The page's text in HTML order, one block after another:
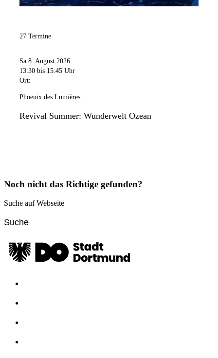
27 Termine
Sa 8. August 2026
13:30 bis 15:45 Uhr
Ort:
Phoenix des Lumières
Revival Summer: Wunderwelt Ozean
Noch nicht das Richtige gefunden?
Suche auf Webseite